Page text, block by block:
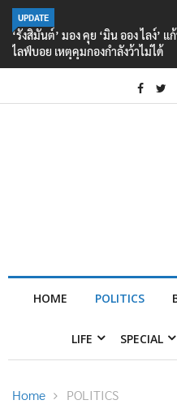
UPDATE
‘รังสิมันต์’ มอง คุย ‘มิน ออง ไลง์
ไลฟ์บอย เหตุคุมกองกำลังว้าไม่ได้
HOME POLITICS
LIFE SPECIAL
Home POLITICS